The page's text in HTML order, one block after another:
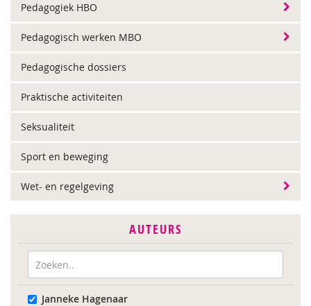
Pedagogiek HBO
Pedagogisch werken MBO
Pedagogische dossiers
Praktische activiteiten
Seksualiteit
Sport en beweging
Wet- en regelgeving
AUTEURS
Janneke Hagenaar